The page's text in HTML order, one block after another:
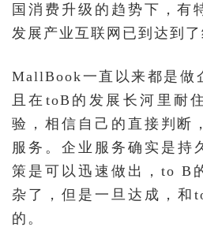
国消费升级的趋势下，有
发展产业互联网已到达到了
MallBook一直以来都是做
且在toB的发展长河里耐
验，相信自己的直接判断
服务。企业服务确实是持
策是可以迅速做出，to B
杂了，但是一旦达成，和
的。